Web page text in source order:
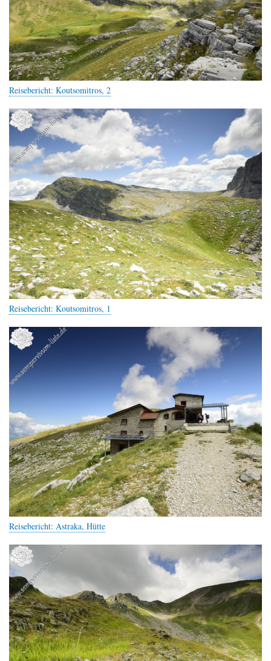
Reisebericht: Koutsomitros, 2
Reisebericht: Koutsomitros, 1
Reisebericht: Astraka, Hütte